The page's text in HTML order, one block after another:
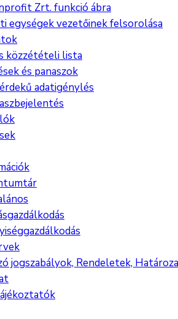
Zrt. funkció ábra
egységek vezetőinek felsorolása
közzétételi lista
és panaszok
adatigénylés
jogszabályok, Rendeletek,